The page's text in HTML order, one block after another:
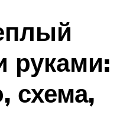
руками:
схема,